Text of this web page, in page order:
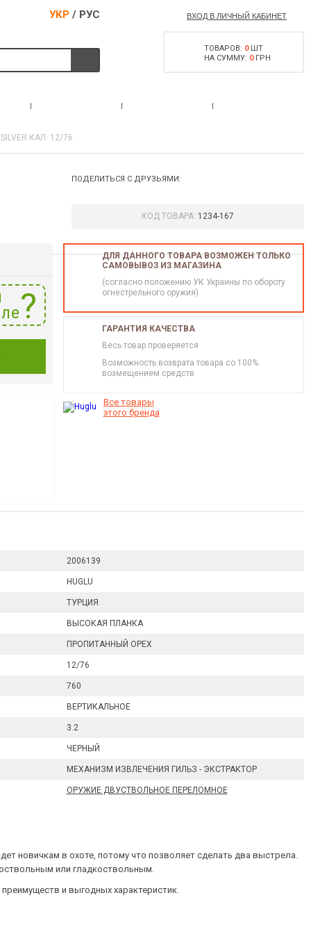
УКР / РУС ВХОД В ЛИЧНЫЙ КАБИНЕТ
ТОВАРОВ: 0ШТ
НА СУММУ: 0ГРН
КАЛ. 12/76
ПОДЕЛИТЬСЯ С ДРУЗЬЯМИ:
КОД ТОВАРА: 1234-167
ДЛЯ ДАННОГО ТОВАРА ВОЗМОЖЕН ТОЛЬКО
САМОВЫВОЗ ИЗ МАГАЗИНА
(согласно положению УК Украины по обороту
огнестрельного оружия)
ГАРАНТИЯ КАЧЕСТВА
Весь товар проверяется
Возможность возврата товара со 100%
возмещением средств
Все товары
этого бренда
2006139
HUGLU
ТУРЦИЯ
ВЫСОКАЯ ПЛАНКА
ПРОПИТАННЫЙ ОРЕХ
12/76
760
ВЕРТИКАЛЬНОЕ
3.2
ЧЕРНЫЙ
МЕХАНИЗМ ИЗВЛЕЧЕНИЯ ГИЛЬЗ - ЭКСТРАКТОР
ОРУЖИЕ ДВУСТВОЛЬНОЕ ПЕРЕЛОМНОЕ
новичкам в охоте, потому что позволяет сделать два выстрела.
или гладкоствольным.
и выгодных характеристик.